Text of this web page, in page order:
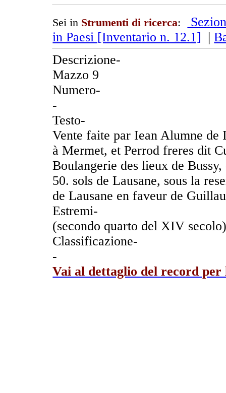
Sei in Strumenti di ricerca:
in Paesi [Inventario n. 12.1] |
Descrizione-
Mazzo 9
Numero-
-
Testo-
Vente faite par Iean Alumne de
à Mermet, et Perrod freres dit
Boulangerie des lieux de
50. sols de Lausane, sous la
de Lausane en faveur de
Estremi-
(secondo quarto del XIV
Classificazione-
-
Vai al dettaglio del record per